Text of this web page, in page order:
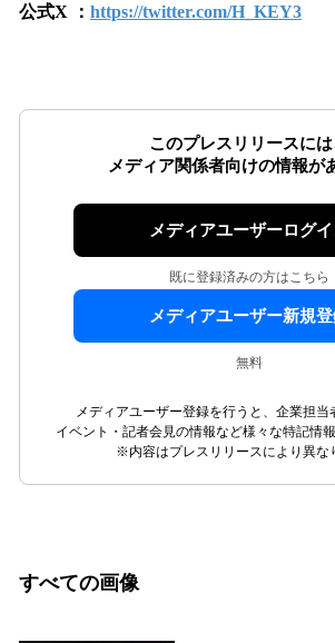
公式X ： https://twitter.com/H_KEY3
このプレスリリースには
メディア関係者向けの情報が
メディアユーザーログ
既に登録済みの方はこちら
メディアユーザー新規
無料
メディアユーザー登録を行うと、企業担当
イベント・記者会見の情報など様々な特記情
※内容はプレスリリースにより異な
すべての画像